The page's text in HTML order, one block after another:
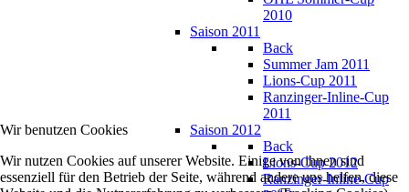
2010
Saison 2011
Back
Summer Jam 2011
Lions-Cup 2011
Ranzinger-Inline-Cup
2011
Saison 2012
Back
Lions-Cup 2012
Ranzinger-Inline-Cup
Wir benutzen Cookies
Wir nutzen Cookies auf unserer Website. Einige von ihnen sind
essenziell für den Betrieb der Seite, während andere uns helfen, diese